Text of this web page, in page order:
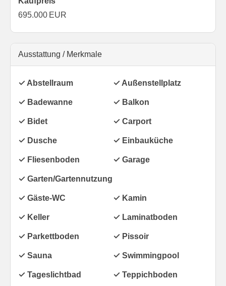
695.000 EUR
Ausstattung / Merkmale
✓ Abstellraum ✓ Außenstellplatz
✓ Badewanne ✓ Balkon
✓ Bidet ✓ Carport
✓ Dusche ✓ Einbauküche
✓ Fliesenboden ✓ Garage
✓ Garten/Gartennutzung
✓ Gäste-WC ✓ Kamin
✓ Keller ✓ Laminatboden
✓ Parkettboden ✓ Pissoir
✓ Sauna ✓ Swimmingpool
✓ Tageslichtbad ✓ Teppichboden